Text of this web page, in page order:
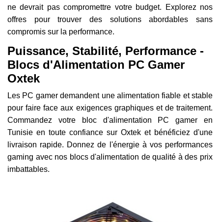
ne devrait pas compromettre votre budget. Explorez nos
offres pour trouver des solutions abordables sans
compromis sur la performance.
Puissance, Stabilité, Performance -
Blocs d'Alimentation PC Gamer
Oxtek
Les PC gamer demandent une alimentation fiable et stable
pour faire face aux exigences graphiques et de traitement.
Commandez votre bloc d'alimentation PC gamer en
Tunisie en toute confiance sur Oxtek et bénéficiez d'une
livraison rapide. Donnez de l'énergie à vos performances
gaming avec nos blocs d'alimentation de qualité à des prix
imbattables.